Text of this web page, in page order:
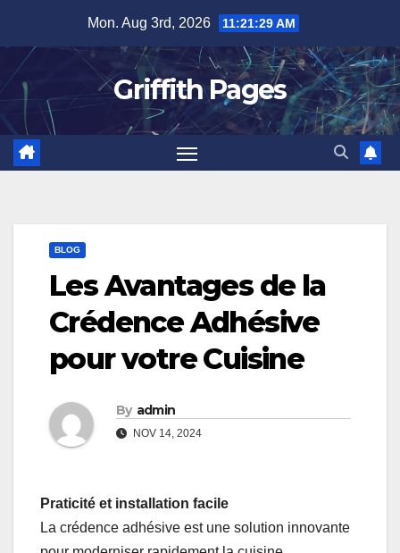
content
Mon. Aug 3rd, 2026 11:21:29 AM
Griffith Pages
BLOG
Les Avantages de la
Crédence Adhésive
pour votre Cuisine
By admin
NOV 14, 2024
Praticité et installation facile
La crédence adhésive est une solution innovante